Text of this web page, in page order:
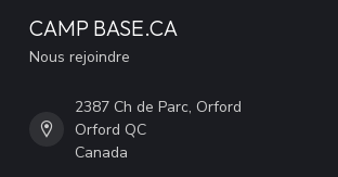
CAMP BASE.CA
Nous rejoindre
2387 Ch de Parc, Orford
Orford QC
Canada